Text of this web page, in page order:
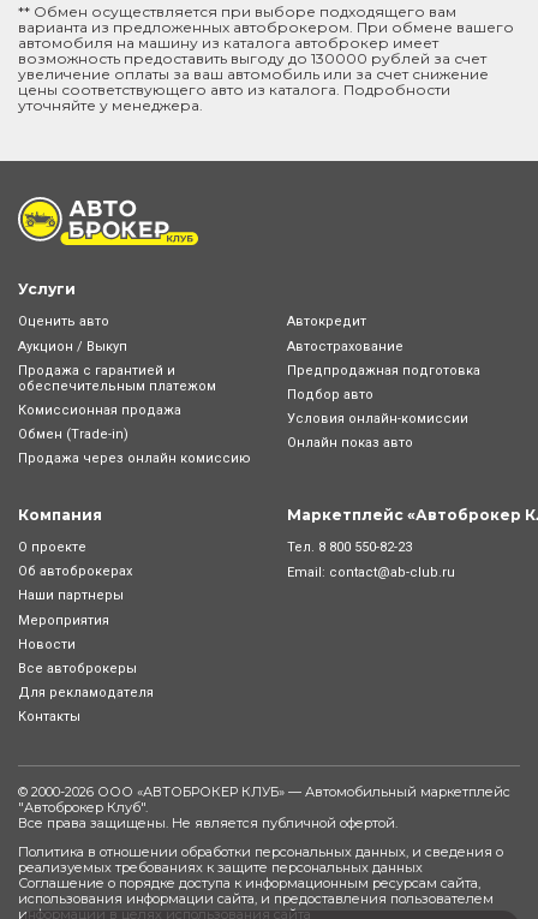
** Обмен осуществляется при выборе подходящего вам
варианта из предложенных автоброкером. При обмене вашего
автомобиля на машину из каталога автоброкер имеет
возможность предоставить выгоду до 130000 рублей за счет
увеличение оплаты за ваш автомобиль или за счет снижение
цены соответствующего авто из каталога. Подробности
уточняйте у менеджера.
Услуги
Оценить авто
Аукцион / Выкуп
Продажа с гарантией и
обеспечительным платежом
Комиссионная продажа
Обмен (Trade-in)
Продажа через онлайн комиссию
Автокредит
Автострахование
Предпродажная подготовка
Подбор авто
Условия онлайн-комиcсии
Онлайн показ авто
Компания
О проекте
Об автоброкерах
Наши партнеры
Мероприятия
Новости
Все автоброкеры
Для рекламодателя
Контакты
Маркетплейс «Автоброкер
Тел. 8 800 550-82-23
Email: contact@ab-club.ru
© 2000-2026 ООО «АВТОБРОКЕР КЛУБ» — Автомобильный маркетплейс
"Автоброкер Клуб".
Все права защищены. Не является публичной офертой.
Политика в отношении обработки персональных данных, и сведения о
реализуемых требованиях к защите персональных данных
Соглашение о порядке доступа к информационным ресурсам сайта,
использования информации сайта, и предоставления пользователем
информации в целях использования сайта